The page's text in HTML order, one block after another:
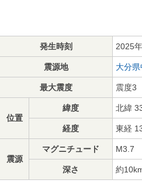
発生時刻 2025
震源地 大分
最大震度 震度3
位置
緯度 北緯
経度 東経
震源
マグニチュード M3.7
深さ 約